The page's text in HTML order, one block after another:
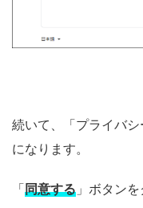
続いて、「プライバ
になります。
「同意する 」ボタン